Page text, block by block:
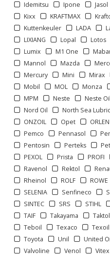
Idemitsu
Ipone Jasol
Kixx
KRAFTMAX
Kuttenkeuler
LADA
LIXIANG
Lopal Lotos
Lumix
M1 One
Mannol
Mazda
Mercury
Mini Mirax
Mobil
MOL Monza
MPM
Neste Neste Oil
Nord Oil
North Sea
ONZOIL
Opet
Pemco
Pennasol
Pentosin
Perteks
PEXOL
Prista PROFI
Ravenol
Rektol
Rheinol
ROLF ROWE
SELENIA
Senfineco
SINTEC
SRS STIHL
TAIF
Takayama Taktol
Teboil
Texaco Texoil
Toyota
Unil United
Valvoline
Venol Vitex
Отображать по:
1